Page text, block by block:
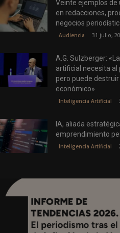
Veinte ejemplos de
en redacciones,
negocios
Audiencia 31 julio,
A.G. Sulzberger:
artificial necesita al
pero puede
económico»
Inteligencia Artificial
IA, aliada
emprendimiento
Inteligencia Artificial